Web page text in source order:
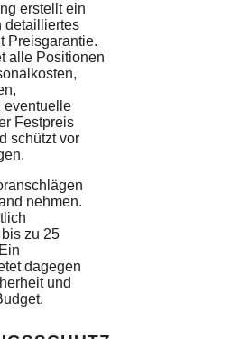
erstellt ein
detailliertes
Preisgarantie.
alle Positionen
eventuelle
Festpreis
schützt vor
nehmen.
zu 25
dagegen
und